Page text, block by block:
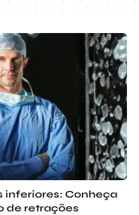
inferiores: Conheça
de retrações